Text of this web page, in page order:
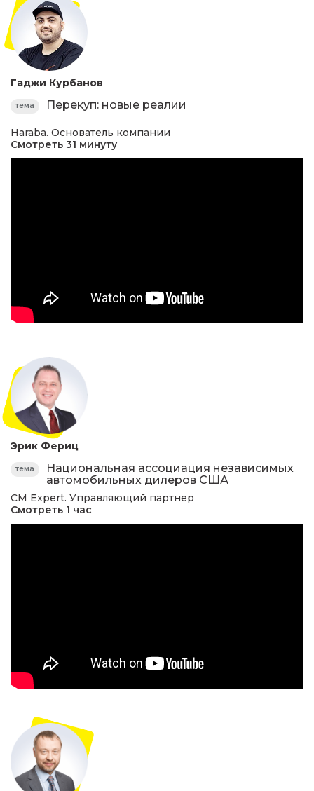
Гаджи Курбанов
тема Перекуп: новые реалии
Haraba. Основатель компании
Смотреть 31 минуту
Эрик Фериц
тема
Национальная ассоциация независимых
автомобильных дилеров США
CM Expert. Управляющий партнер
Смотреть 1 час